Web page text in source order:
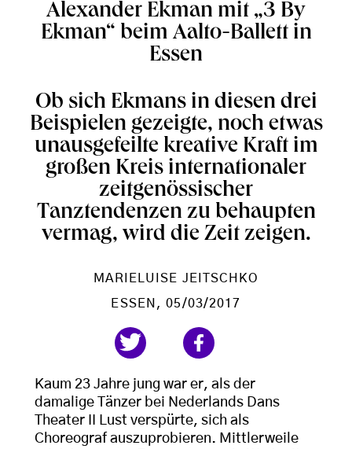
Alexander Ekman mit „3 By
Ekman“ beim Aalto-Ballett in
Essen
Ob sich Ekmans in diesen drei
Beispielen gezeigte, noch etwas
unausgefeilte kreative Kraft im
großen Kreis internationaler
zeitgenössischer
Tanztendenzen zu behaupten
vermag, wird die Zeit zeigen.
MARIELUISE JEITSCHKO
ESSEN , 05/03/2017
Kaum 23 Jahre jung war er, als der
damalige Tänzer bei Nederlands Dans
Theater II Lust verspürte, sich als
Choreograf auszuprobieren. Mittlerweile